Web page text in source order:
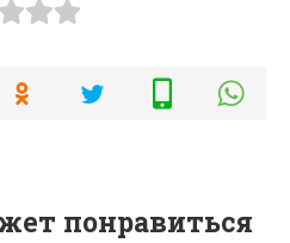
понравиться